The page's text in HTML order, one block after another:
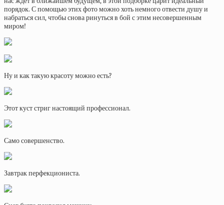
порядок. С помощью этих фото можно хоть немного отвести душу и
набраться сил, чтобы снова ринуться в бой с этим несовершенным
миром!
Ну и как такую красоту можно есть?
Этот куст стриг настоящий профессионал.
Само совершенство.
Завтрак перфекциониста.